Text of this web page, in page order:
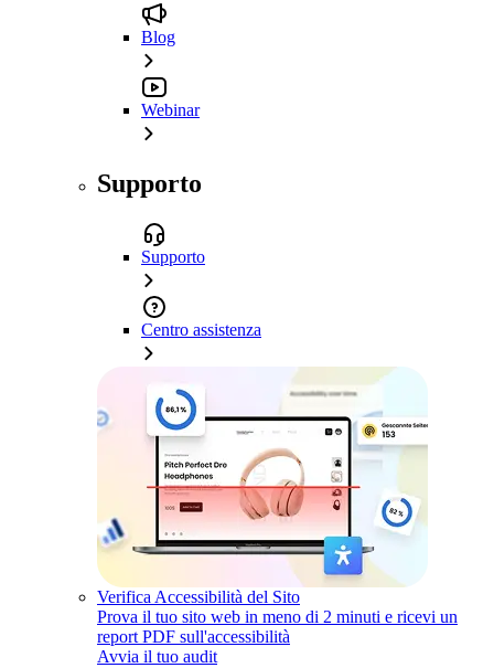
Blog
Webinar
Supporto
Supporto
Centro assistenza
Verifica Accessibilità del Sito
Prova il tuo sito web in meno di 2 minuti e ricevi un
report PDF sull'accessibilità
Avvia il tuo audit